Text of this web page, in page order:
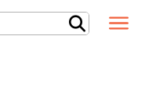
Buscar